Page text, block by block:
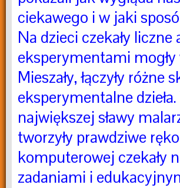
ciekawego i w jaki
Na dzieci czekały
eksperymentami
Mieszały, łączyły różne
eksperymentalne
największej sławy
tworzyły prawdziwe
komputerowej czekały
zadaniami i